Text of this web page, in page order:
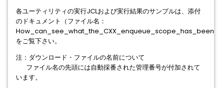
各ユーティリティの実行JCLおよび実行結果のサンプルは、添付
のドキュメント（ファイル名：
をご覧下さい。
注：ダウンロード・ファイルの名前について
ファイル名の先頭には自動採番された管理番号が付加されて
います。